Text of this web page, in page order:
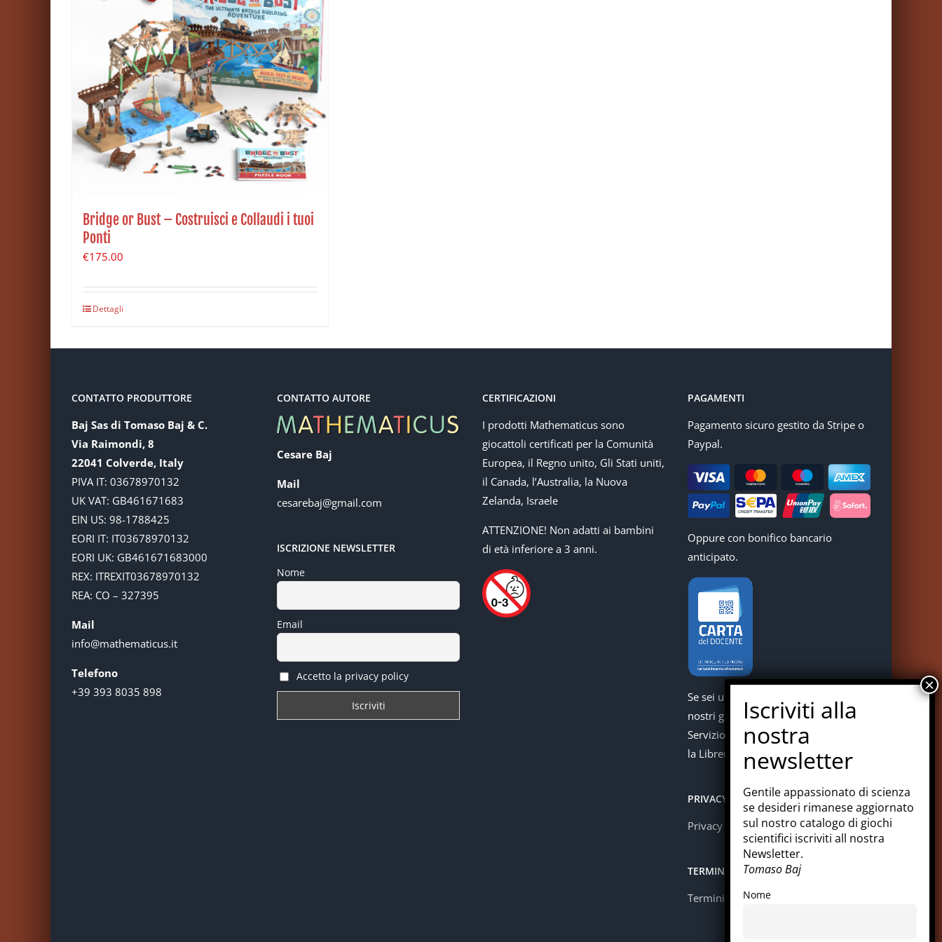
Bridge or Bust – Costruisci e Collaudi i tuoi
Ponti
€175.00
Dettagli
CONTATTO PRODUTTORE
Baj Sas di Tomaso Baj & C.
Via Raimondi, 8
22041 Colverde, Italy
PIVA IT: 03678970132
UK VAT: GB461671683
EIN US: 98-1788425
EORI IT: IT03678970132
EORI UK: GB461671683000
REX: ITREXIT03678970132
REA: CO – 327395
Mail
info@mathematicus.it
Telefono
+39 393 8035 898
CONTATTO AUTORE
Cesare Baj
Mail
cesarebaj@gmail.com
ISCRIZIONE NEWSLETTER
Nome
Email
Accetto la privacy policy
CERTIFICAZIONI
I prodotti Mathematicus sono
giocattoli certificati per la Comunità
Europea, il Regno unito, Gli Stati uniti,
il Canada, l’Australia, la Nuova
Zelanda, Israele
ATTENZIONE! Non adatti ai bambini
di età inferiore a 3 anni.
PAGAMENTI
Pagamento sicuro gestito da Stripe o
Paypal.
Oppure con bonifico bancario
anticipato.
Se sei un docente puoi acquistare i
nostri giochi con la carta del docente.
Servizio offerto in collaborazione con
la Libreria Colosi di Messina.
PRIVACY
Privacy policy
TERMINI E CONDIZIONI
Termini e condizioni
Gentile appassionato di scienza
se desideri rimanese aggiornato
sul nostro catalogo di giochi
scientifici iscriviti all nostra
Newsletter.
Tomaso Baj
Nome